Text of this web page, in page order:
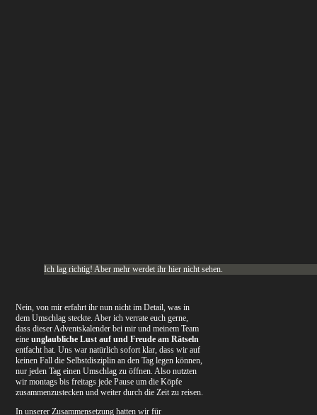
Ich lag richtig! Aber mehr werdet ihr hier nicht sehen.
Nein, von mir erfahrt ihr nun nicht im Detail, was in
dem Umschlag steckte. Aber ich verrate euch gerne,
dass dieser Adventskalender bei mir und meinem Team
eineunglaubliche Lust auf und Freude am Rätseln
entfacht hat. Uns war natürlich sofort klar, dass wir auf
keinen Fall die Selbstdisziplin an den Tag legen können,
nur jeden Tag einen Umschlag zu öffnen. Also nutzten
wir montags bis freitags jede Pause um die Köpfe
zusammenzustecken und weiter durch die Zeit zu reisen.
In unserer Zusammensetzung hatten wir für